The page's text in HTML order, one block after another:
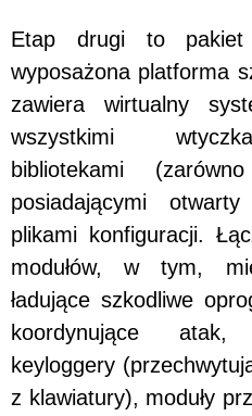
Etap drugi to pakiet
wyposażona platforma
zawiera wirtualny
wszystkimi
bibliotekami
posiadającymi
plikami konfiguracji.
modułów, w tym,
ładujące szkodliwe
koordynujące
keyloggery
z klawiatury), moduły